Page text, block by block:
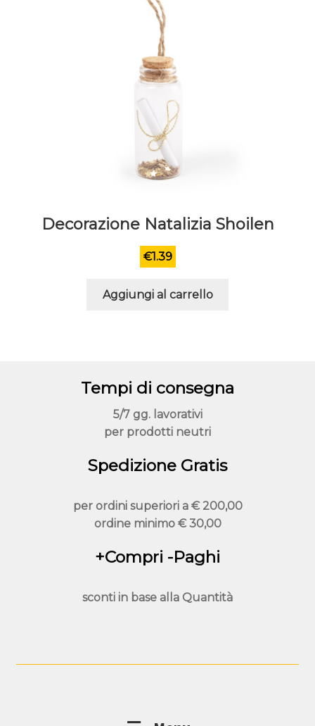
Decorazione Natalizia Shoilen
€1.39
Aggiungi al carrello
Tempi di consegna
5/7 gg. lavorativi
per prodotti neutri
Spedizione Gratis
per ordini superiori a € 200,00
ordine minimo€ 30,00
+Compri -Paghi
sconti in base alla Quantità